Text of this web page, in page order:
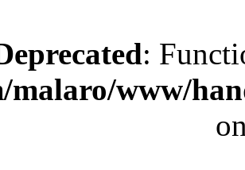
:
malaro/www/